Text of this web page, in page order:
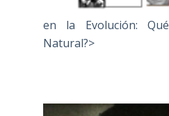
en la Evolución:
Natural?>